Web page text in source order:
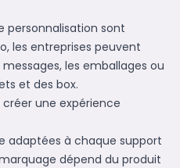
personnalisation sont
les entreprises peuvent
les emballages ou
et des box.
une expérience
adaptées à chaque support
dépend du produit